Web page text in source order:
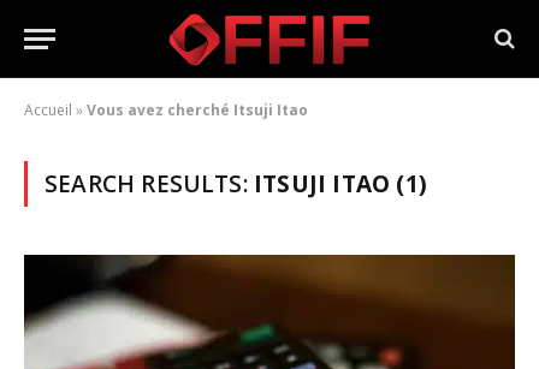
Accueil »Vous avez cherché Itsuji Itao
SEARCH RESULTS: ITSUJI ITAO (1)